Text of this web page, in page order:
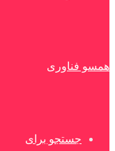
همسو فناوری
جستجو برای